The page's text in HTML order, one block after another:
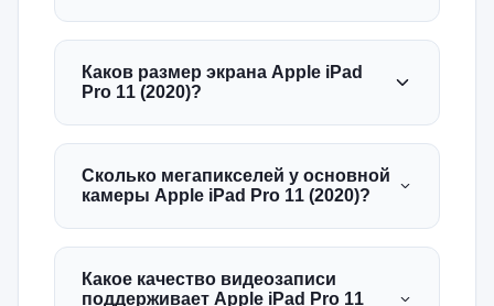
Каков размер экрана Apple iPad
Pro 11 (2020)?
Сколько мегапикселей у основной
камеры Apple iPad Pro 11 (2020)?
Какое качество видеозаписи
поддерживает Apple iPad Pro 11